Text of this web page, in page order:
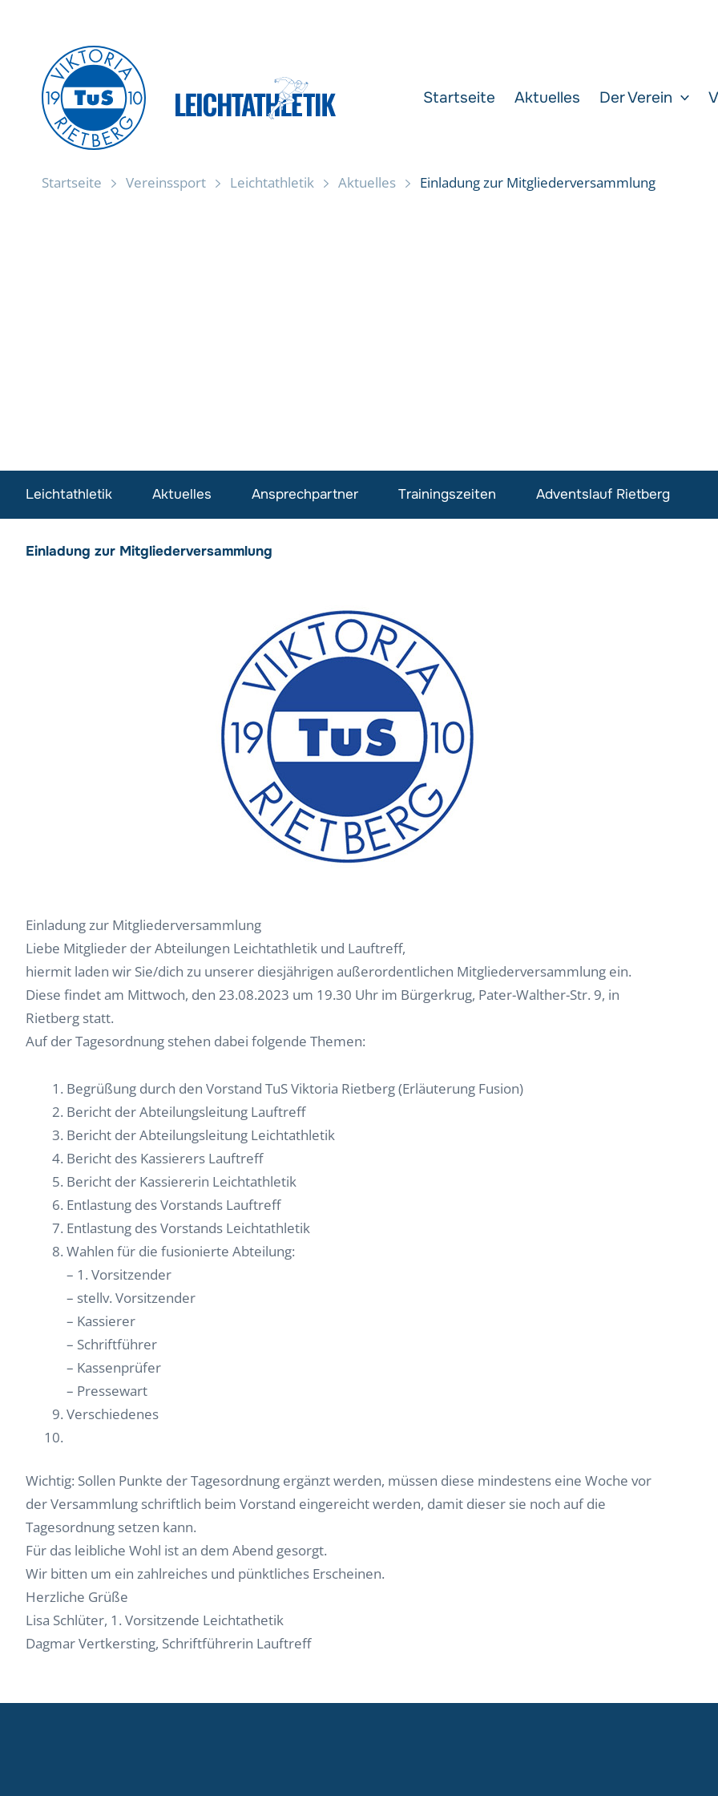
Startseite Aktuelles Der Verein
Startseite Einladung zur Mitgliederversammlung
Startseite Vereinssport Leichtathletik Aktuelles Einladung zur Mitgliederversammlung
Leichtathletik Aktuelles Ansprechpartner Trainingszeiten Adventslauf Rietberg
Einladung zur Mitgliederversammlung
Einladung zur Mitgliederversammlung
Liebe Mitglieder der Abteilungen Leichtathletik und Lauftreff,
hiermit laden wir Sie/dich zu unserer diesjährigen außerordentlichen Mitgliederversammlung ein.
Diese findet am Mittwoch, den 23.08.2023 um 19.30 Uhr im Bürgerkrug, Pater-Walther-Str. 9, in
Rietberg statt.
Auf der Tagesordnung stehen dabei folgende Themen:
Begrüßung durch den Vorstand TuS Viktoria Rietberg (Erläuterung Fusion)
Bericht der Abteilungsleitung Lauftreff
Bericht der Abteilungsleitung Leichtathletik
Bericht des Kassierers Lauftreff
Bericht der Kassiererin Leichtathletik
Entlastung des Vorstands Lauftreff
Entlastung des Vorstands Leichtathletik
Wahlen für die fusionierte Abteilung:
– 1. Vorsitzender
– stellv. Vorsitzender
– Kassierer
– Schriftführer
– Kassenprüfer
– Pressewart
Verschiedenes
Wichtig: Sollen Punkte der Tagesordnung ergänzt werden, müssen diese mindestens eine Woche vor
der Versammlung schriftlich beim Vorstand eingereicht werden, damit dieser sie noch auf die
Tagesordnung setzen kann.
Für das leibliche Wohl ist an dem Abend gesorgt.
Wir bitten um ein zahlreiches und pünktliches Erscheinen.
Herzliche Grüße
Lisa Schlüter, 1. Vorsitzende Leichtathetik
Dagmar Vertkersting, Schriftführerin Lauftreff